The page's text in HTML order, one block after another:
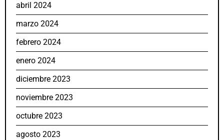
abril 2024
marzo 2024
febrero 2024
enero 2024
diciembre 2023
noviembre 2023
octubre 2023
agosto 2023